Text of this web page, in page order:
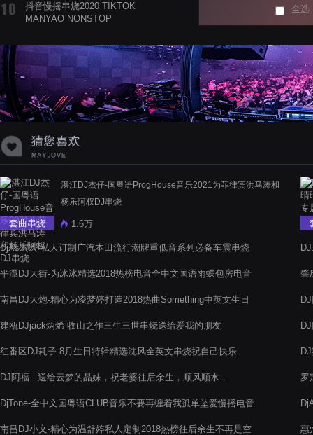
抖音慢摇串烧2020 TIKTOK
MANYAO NONSTOP
蝉爸爸妈妈爱存在夏天的风是想你的
声音啊
全选
套曲串烧
湛江DJ杰仔-国粤语ProgHouse音乐2021为菲律宾洪马涛和
杨乐阿权DJ串烧
1.6万
DjXs宏宏-私人订制广汽本田流行潮牌重低音系列必备车震串烧
平潭DJ大街-为冰冰精选2018热榜电音全中文国语雨蝶包房电音
南昌DJ大炮-精心为凌梦婷打造2018热曲Something中英文生日
建瓯DJjack炳烯-收山之作三生三世串烧送给爱我的朋友
红番区DJ耗子-8月生日特辑精选沈风全英文串烧祝自己快乐
DJ阿福 - 送给云梦的晶妹，祝老婆往后余生，顺风顺水，
DjTone-全中文国粤语CLUB音乐不要再缠着我孤单坠爱慢摇电音
南昌DJ小文-精心为温舒婷私人定制2018热榜往后余生不再是空
肇
罗
惠